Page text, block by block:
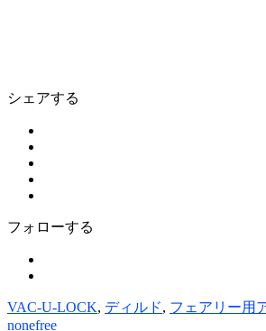
シェアする
フォローする
VAC-U-LOCK, ディルド, フェアリー用
nonefree